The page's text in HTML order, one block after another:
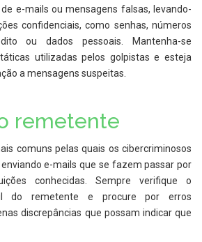
e-mails ou mensagens falsas, levando-
confidenciais, como senhas, números
ou dados pessoais. Mantenha-se
utilizadas pelos golpistas e esteja
a mensagens suspeitas.
remetente
comuns pelas quais os cibercriminosos
e-mails que se fazem passar por
conhecidas. Sempre verifique o
do remetente e procure por erros
discrepâncias que possam indicar que